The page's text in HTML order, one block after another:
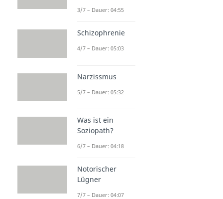
3/7 – Dauer: 04:55
Schizophrenie
4/7 – Dauer: 05:03
Narzissmus
5/7 – Dauer: 05:32
Was ist ein
Soziopath?
6/7 – Dauer: 04:18
Notorischer
Lügner
7/7 – Dauer: 04:07